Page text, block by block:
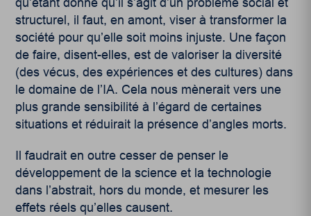
qu’étant donné qu’il s’agit d’un problème social et
structurel, il faut, en amont, viser à transformer la
société pour qu’elle soit moins injuste. Une façon
de faire, disent-elles, est de valoriser la diversité
(des vécus, des expériences et des cultures) dans
le domaine de l’IA. Cela nous mènerait vers une
plus grande sensibilité à l’égard de certaines
situations et réduirait la présence d’angles morts.
Il faudrait en outre cesser de penser le
développement de la science et la technologie
dans l’abstrait, hors du monde, et mesurer les
effets réels qu’elles causent.